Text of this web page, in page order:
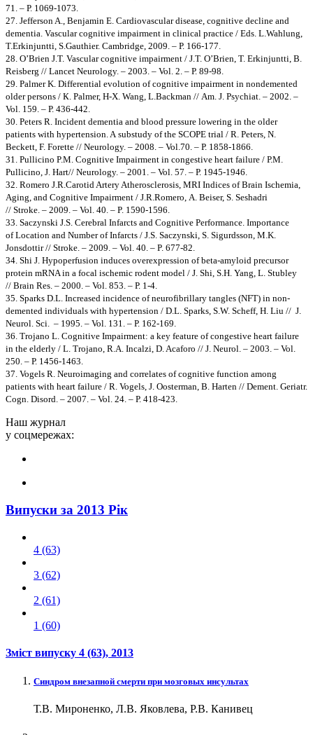
71. – Р. 1069-1073.
27. Jefferson A., Benjamin E. Cardiovascular disease, cognitive decline and
dementia. Vascular cognitive impairment in clinical practice / Eds. L.Wahlung,
T.Erkinjuntti, S.Gauthier. Cambridge, 2009. – Р. 166-177.
28. O’Brien J.T. Vascular cognitive impairment / J.T. O’Brien, T. Erkinjuntti, B.
Reisberg // Lancet Neurology. – 2003. – Vol. 2. – Р. 89-98.
29. Palmer K. Differential evolution of cognitive impairment in nondemented
older persons / К. Palmer, H-X. Wang, L.Backman // Am. J. Psychiat. – 2002. –
Vol. 159. – Р. 436-442.
30. Peters R. Incident dementia and blood pressure lowering in the older
patients with hypertension. A substudy of the SCOPE trial / R. Peters, N.
Beckett, F. Forette // Neurology. – 2008. – Vol.70. – Р. 1858-1866.
31. Pullicino P.M. Cognitive Impairment in congestive heart failure / Р.М.
Pullicino, J. Hart// Neurology. – 2001. – Vol. 57. – Р. 1945-1946.
32. Romero J.R.Carotid Artery Atherosclerosis, MRI Indices of Brain Ischemia,
Aging, and Cognitive Impairment / J.R.Romero, А. Beiser, S. Seshadri
// Stroke. – 2009. – Vol. 40. – P. 1590-1596.
33. Saczynski J.S. Cerebral Infarcts and Cognitive Performance. Importance
of Location and Number of Infarcts / J.S. Saczynski, S. Sigurdsson, M.K.
Jonsdottir // Stroke. – 2009. – Vol. 40. – P. 677-82.
34. Shi J. Hypoperfusion induces overexpression of beta-amyloid precursor
protein mRNA in a focal ischemic rodent model / J. Shi, S.H. Yang, L. Stubley
// Brain Res. – 2000. – Vol. 853. – Р. 1-4.
35. Sparks D.L. Increased incidence of neurofibrillary tangles (NFT) in non-
demented individuals with hypertension / D.L. Sparks, S.W. Scheff, Н. Liu // J.
Neurol. Sci. – 1995. – Vol. 131. – Р. 162-169.
36. Trojano L. Cognitive Impairment: a key feature of congestive heart failure
in the elderly / L. Trojano, R.A. Incalzi, D. Acaforo // J. Neurol. – 2003. – Vol.
250. – Р. 1456-1463.
37. Vogels R. Neuroimaging and correlates of cognitive function among
patients with heart failure / R. Vogels, J. Oosterman, B. Harten // Dement. Geriatr.
Cogn. Disord. – 2007. – Vol. 24. – Р. 418-423.
Наш журнал
у соцмережах:
Випуски за 2013 Рік
4 (63)
3 (62)
2 (61)
1 (60)
Зміст випуску 4 (63), 2013
Синдром внезапной смерти при мозговых инсультах
Т.В. Мироненко, Л.В. Яковлева, Р.В. Канивец